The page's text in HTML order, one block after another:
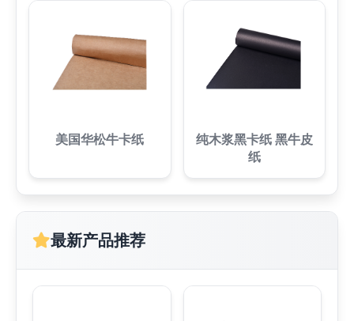
美国华松牛卡纸
纯木浆黑卡纸 黑牛皮
纸
最新产品推荐